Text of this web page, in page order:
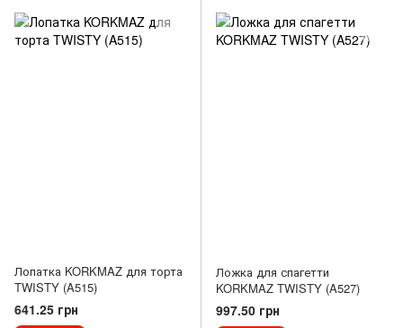
Лопатка KORKMAZ для торта
TWISTY (A515)
641.25 грн
Ложка для спагетти
KORKMAZ TWISTY (A527)
997.50 грн